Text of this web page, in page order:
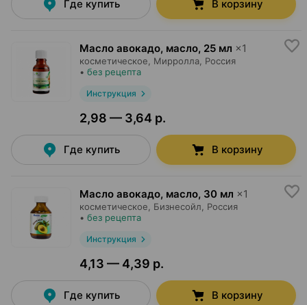
Где купить В корзину
Масло авокадо, масло, 25 мл ×1
косметическое, Мирролла , Россия
• без рецепта
Инструкция
2,98 — 3,64 р.
Где купить В корзину
Масло авокадо, масло, 30 мл ×1
косметическое, Бизнесойл , Россия
• без рецепта
Инструкция
4,13 — 4,39 р.
Где купить В корзину